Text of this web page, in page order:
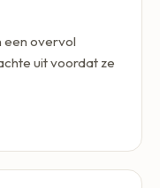
een overvol
uit voordat ze